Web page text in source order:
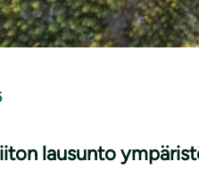
lausunto